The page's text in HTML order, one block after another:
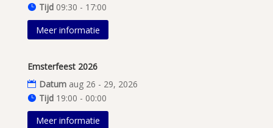
Tijd 09:30 - 17:00
Meer informatie
Emsterfeest 2026
Datum aug 26 - 29, 2026
Tijd 19:00 - 00:00
Meer informatie